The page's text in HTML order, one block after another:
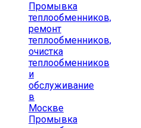
Промывка
теплообменников,
ремонт
теплообменников,
очистка
теплообменников
и
обслуживание
в
Москве
Промывка